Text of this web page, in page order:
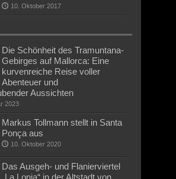
10. Oktober 2017
Die Schönheit des Tramuntana-
Gebirges auf Mallorca: Eine
kurvenreiche Reise voller
Abenteuer und
Aussichten
2023
Markus Tollmann stellt in Santa
Ponça aus
10. Oktober 2020
Das Ausgeh- und Flanierviertel